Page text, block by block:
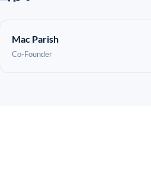
Mac Parish
Co-Founder